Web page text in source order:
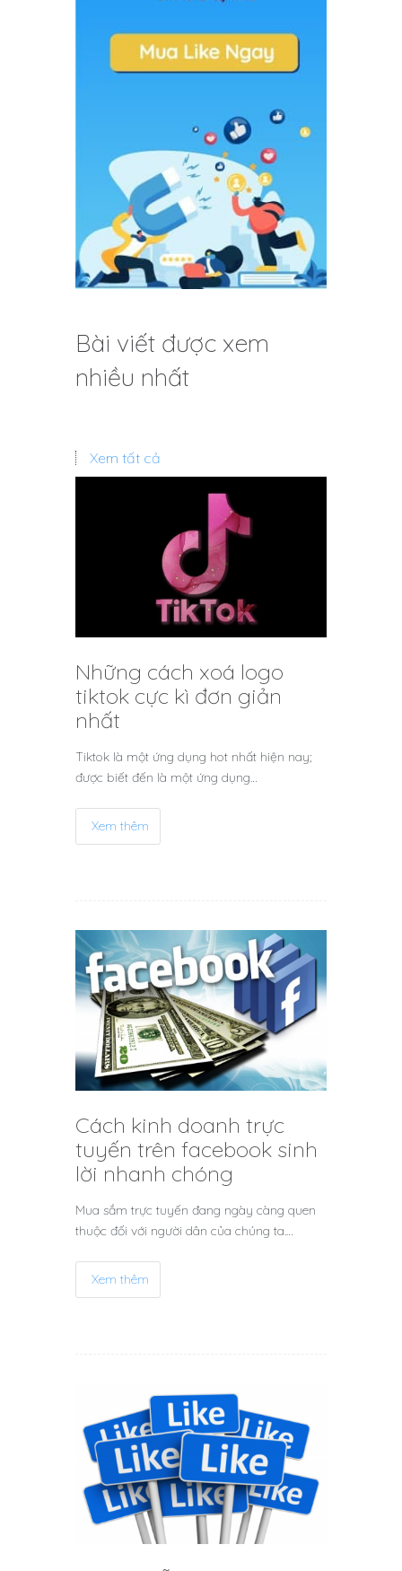
Bài viết được xem
nhiều nhất
Xem tất cả
Những cách xoá logo
tiktok cực kì đơn giản
nhất
Tiktok là một ứng dụng hot nhất hiện nay;
được biết đến là một ứng dụng…
Xem thêm
Cách kinh doanh trực
tuyến trên facebook sinh
lời nhanh chóng
Mua sắm trực tuyến đang ngày càng quen
thuộc đối với người dân của chúng ta.…
Xem thêm